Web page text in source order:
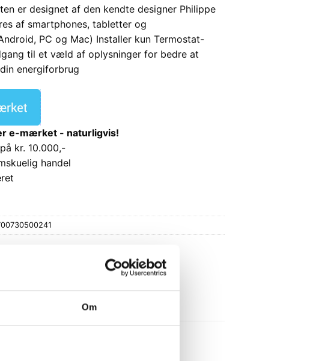
Om
er designet af den kendte designer Philippe
af smartphones, tabletter og
PC og Mac) Installer kun Termostat-
til et væld af oplysninger for bedre at
energiforbrug
e-mærket - naturligvis!
kr. 10.000,-
handel